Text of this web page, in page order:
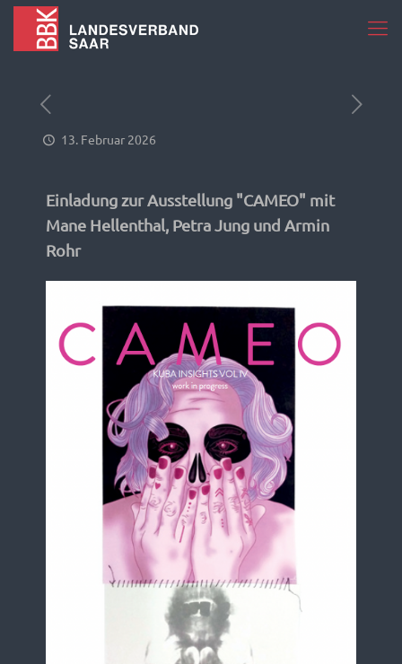
13. Februar 2026
Einladung zur Ausstellung "CAMEO" mit
Mane Hellenthal, Petra Jung und Armin
Rohr